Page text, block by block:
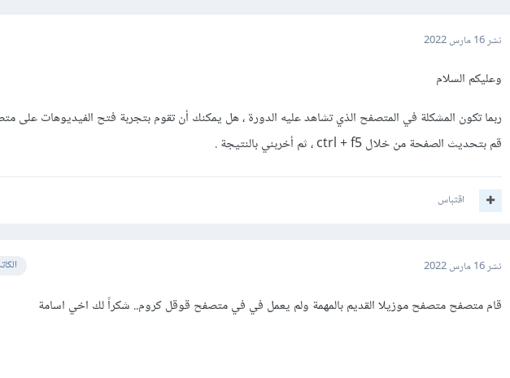
نشر16 مارس 2022
وعليكم السلام
ربما تكون المشكلة في المتصفح الذي تشاهد عليه الدورة ، هل يمكنك أن تقوم بتجربة فتح الفيديوهات على
قم بتحديث الصفحة من خلال ctrl + f5 ، ثم أخربني بالنتيجة .
اقتباس
نشر16 مارس 2022
قام متصفح متصفح موزيلا القديم بالمهمة ولم يعمل في في متصفح قوقل كروم.. شكراً لك اخي اسامة